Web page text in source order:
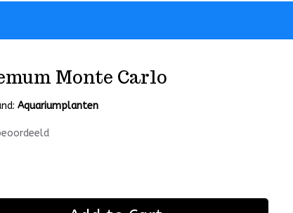
Monte Carlo
Aquariumplanten